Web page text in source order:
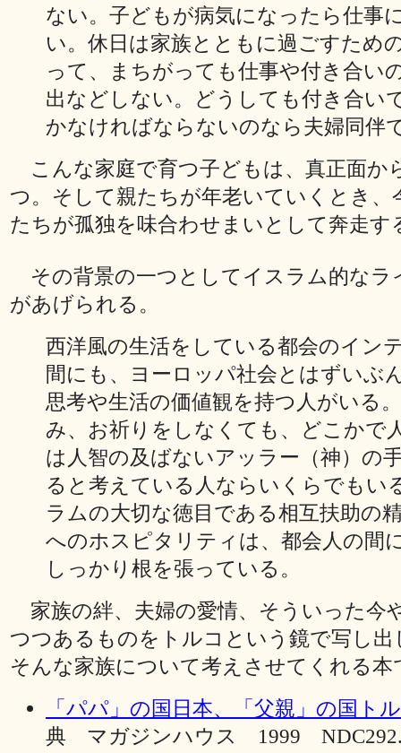
ない。子どもが病気になったら仕事
い。休日は家族とともに過ごすため
って、まちがっても仕事や付き合い
出などしない。どうしても付き合い
かなければならないのなら夫婦同伴
こんな家庭で育つ子どもは、真正面か
つ。そして親たちが年老いていくとき、
たちが孤独を味合わせまいとして奔走す
その背景の一つとしてイスラム的なラ
があげられる。
西洋風の生活をしている都会のイン
間にも、ヨーロッパ社会とはずいぶ
思考や生活の価値観を持つ人がいる
み、お祈りをしなくても、どこかで
は人智の及ばないアッラー（神）の
ると考えている人ならいくらでもい
ラムの大切な徳目である相互扶助の
へのホスピタリティは、都会人の間
しっかり根を張っている。
家族の絆、夫婦の愛情、そういった今
つつあるものをトルコという鏡で写し
そんな家族について考えさせてくれる本
「パパ」の国日本、「父親」の国ト
典 マガジンハウス 1999